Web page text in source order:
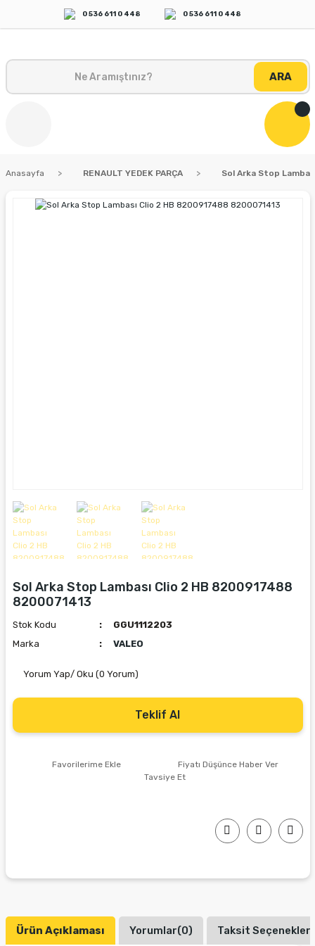
0 536 611 0 448 0 536 611 0 448
ARA
Anasayfa RENAULT YEDEK PARÇA Sol Arka Stop
Sol Arka Stop Lambası Clio 2 HB 8200917488
8200071413
Stok Kodu
GGU1112203
Marka
VALEO
Yorum Yap/ Oku (0 Yorum)
Teklif Al
Fiyatı Düşünce Haber Ver
Tavsiye Et
Ürün Açıklaması Yorumlar(0) Taksit Seçenekleri